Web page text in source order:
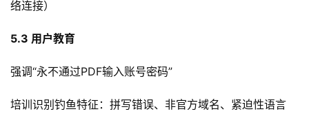
络连接）
5.3 用户教育
强调“永不通过PDF输入账号密码”
培训识别钓鱼特征：拼写错误、非官方域名、紧迫性语言